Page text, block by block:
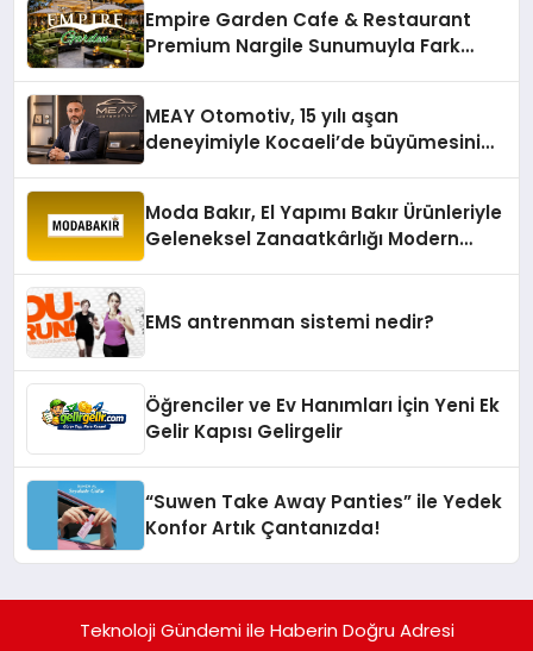
Empire Garden Cafe & Restaurant
Premium Nargile Sunumuyla Fark
MEAY Otomotiv, 15 yılı aşan
deneyimiyle Kocaeli’de büyümesini
Moda Bakır, El Yapımı Bakır Ürünleriyle
Geleneksel Zanaatkârlığı Modern
EMS antrenman sistemi nedir?
Öğrenciler ve Ev Hanımları İçin Yeni Ek
Gelir Kapısı Gelirgelir
“Suwen Take Away Panties” ile Yedek
Konfor Artık Çantanızda!
Teknoloji Gündemi ile Haberin Doğru Adresi